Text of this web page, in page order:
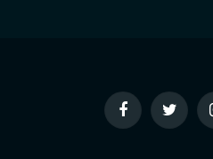
FacebookTwitter